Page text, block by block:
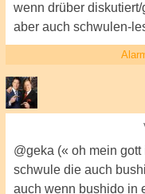
wenn drüber
aber auch schwulen-
@geka (« oh mein
schwule die auch
auch wenn bushido in